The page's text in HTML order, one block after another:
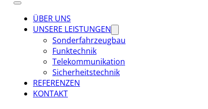
ÜBER UNS
UNSERE LEISTUNGEN
Sonderfahrzeugbau
Funktechnik
Telekommunikation
Sicherheitstechnik
REFERENZEN
KONTAKT